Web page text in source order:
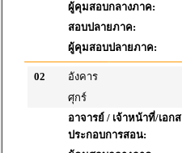
ผู้คุมสอบกลางภาค:
สอบปลายภาค:
ผู้คุมสอบปลายภาค:
02
อังคาร
ศุกร์
อาจารย์ / เจ้าหน้าที่/เอก
ประกอบการสอน: